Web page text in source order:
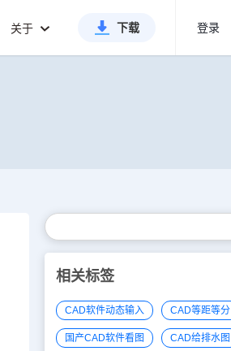
关于 下载 登录
相关标签
CAD软件动态输入 CAD等距等分
国产CAD软件看图 CAD给排水图